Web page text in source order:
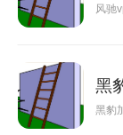
风驰
黑
黑豹